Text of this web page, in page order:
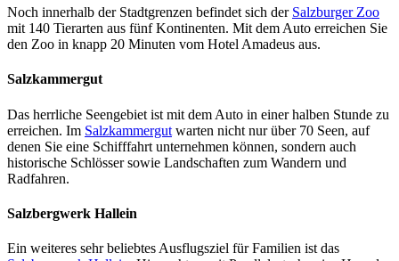
Noch innerhalb der Stadtgrenzen befindet sich der Salzburger Zoo
mit 140 Tierarten aus fünf Kontinenten. Mit dem Auto erreichen Sie
den Zoo in knapp 20 Minuten vom Hotel Amadeus aus.
Salzkammergut
Das herrliche Seengebiet ist mit dem Auto in einer halben Stunde zu
erreichen. Im Salzkammergut warten nicht nur über 70 Seen, auf
denen Sie eine Schifffahrt unternehmen können, sondern auch
historische Schlösser sowie Landschaften zum Wandern und
Radfahren.
Salzbergwerk Hallein
Ein weiteres sehr beliebtes Ausflugsziel für Familien ist das